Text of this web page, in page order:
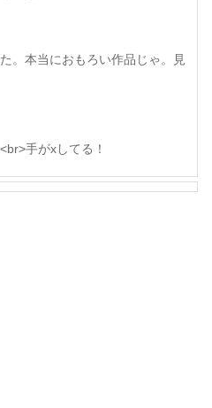
。本当におもろい作品じゃ。見
手がxしてる！